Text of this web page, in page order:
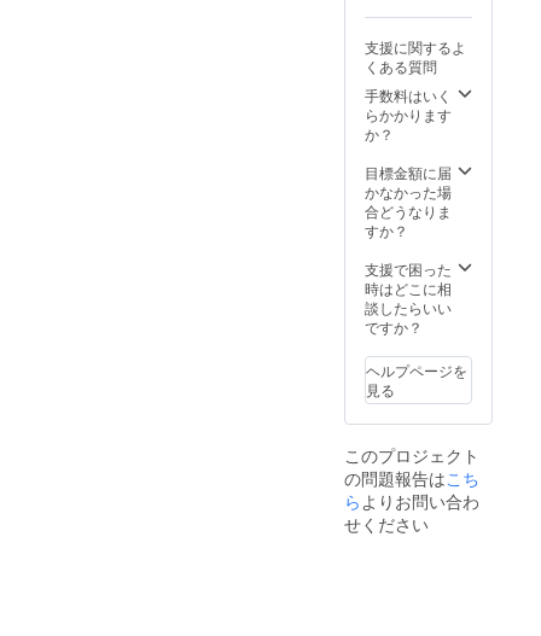
支援に関するよ
くある質問
手数料はいく
らかかります
か？
目標金額に届
かなかった場
合どうなりま
すか？
支援で困った
時はどこに相
談したらいい
ですか？
ヘルプページを
見る
このプロジェクト
の問題報告はこち
らよりお問い合わ
せください